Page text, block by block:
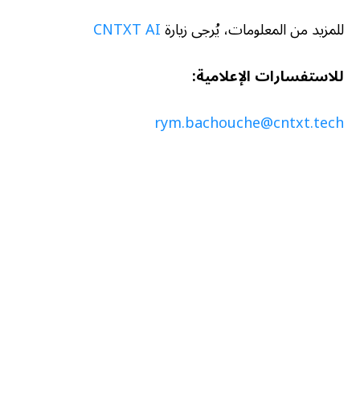
للمزيد من المعلومات، يُرجى زيارةCNTXT AI
للاستفسارات الإعلامية:
rym.bachouche@cntxt.tech